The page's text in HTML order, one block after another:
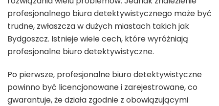
profesjonalnego biura detektywistycznego może być
trudne, zwłaszcza w dużych miastach takich jak
Bydgoszcz. Istnieje wiele cech, które wyróżniają
profesjonalne biuro detektywistyczne.
Po pierwsze, profesjonalne biuro detektywistyczne
powinno być licencjonowane i zarejestrowane, co
gwarantuje, że działa zgodnie z obowiązującymi